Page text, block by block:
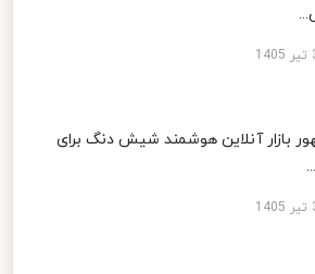
بازار آنلاین هوشمند شیش دنگ برای